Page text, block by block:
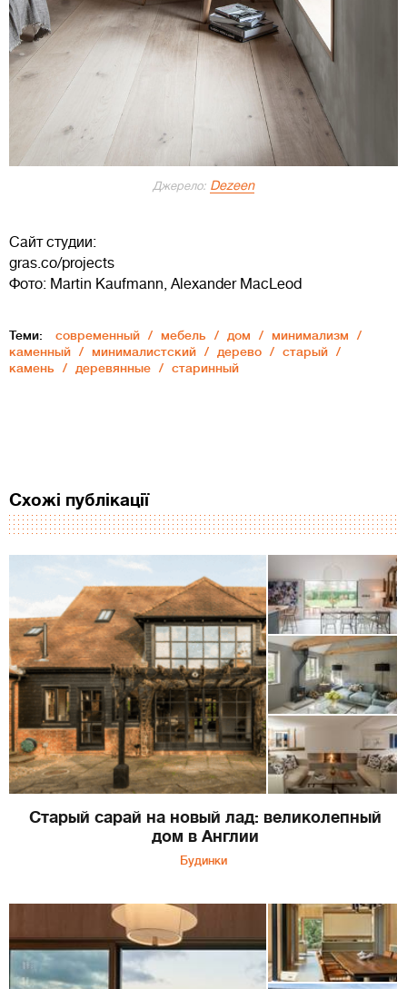
Джерело: Dezeen
Сайт студии:
gras.co/projects
Фото: Martin Kaufmann, Alexander MacLeod
Теми: современный мебель дом
минимализм
каменный
минималистский дерево
старый
камень
деревянные старинный
Схожі публікації
Старый сарай на новый лад: великолепный
дом в Англии
Будинки